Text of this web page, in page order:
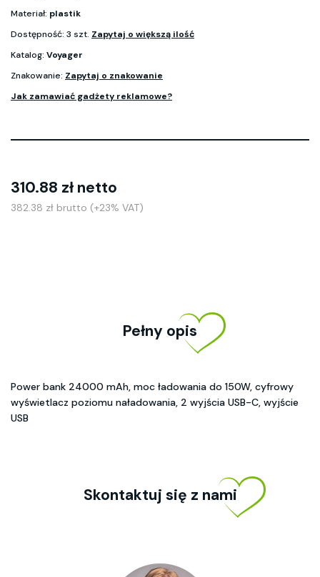
Materiał: plastik
Dostępność: 3 szt. Zapytaj o większą ilość
Katalog: Voyager
Znakowanie: Zapytaj o znakowanie
Jak zamawiać gadżety reklamowe?
310.88 zł netto
382.38 zł brutto (+23% VAT)
Pełny opis
Power bank 24000 mAh, moc ładowania do 150W, cyfrowy
wyświetlacz poziomu naładowania, 2 wyjścia USB-C, wyjście
USB
Skontaktuj się z nami